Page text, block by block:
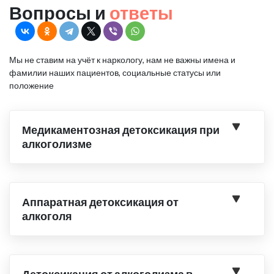
Вопросы и ответы
Мы не ставим на учёт к наркологу, нам не важны имена и
фамилии наших пациентов, социальные статусы или
положение
Медикаментозная детоксикация при
алкоголизме
Аппаратная детоксикация от
алкоголя